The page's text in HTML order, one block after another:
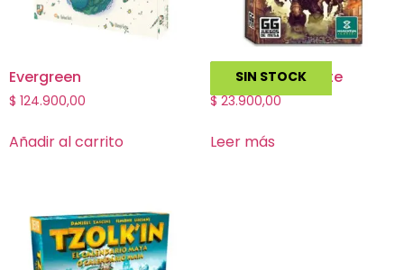
Evergreen
$ 124.900,00
Añadir al carrito
SIN STOCK
Amenaza Gigante
$ 23.900,00
Leer más